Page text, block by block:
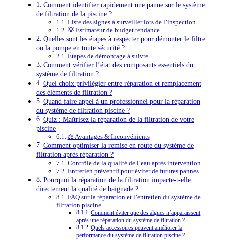
Comment identifier rapidement une panne sur le système
de filtration de la piscine ?
Liste des signes à surveiller lors de l’inspection
💡 Estimateur de budget tendance
Quelles sont les étapes à respecter pour démonter le filtre
ou la pompe en toute sécurité ?
Étapes de démontage à suivre
Comment vérifier l’état des composants essentiels du
système de filtration ?
Quel choix privilégier entre réparation et remplacement
des éléments de filtration ?
Quand faire appel à un professionnel pour la réparation
du système de filtration piscine ?
Quiz : Maîtrisez la réparation de la filtration de votre
piscine
⚖️ Avantages & Inconvénients
Comment optimiser la remise en route du système de
filtration après réparation ?
Contrôle de la qualité de l’eau après intervention
Entretien préventif pour éviter de futures pannes
Pourquoi la réparation de la filtration impacte-t-elle
directement la qualité de baignade ?
FAQ sur la réparation et l’entretien du système de
filtration piscine
Comment éviter que des algues n’apparaissent
après une réparation du système de filtration ?
Quels accessoires peuvent améliorer la
performance du système de filtration piscine ?